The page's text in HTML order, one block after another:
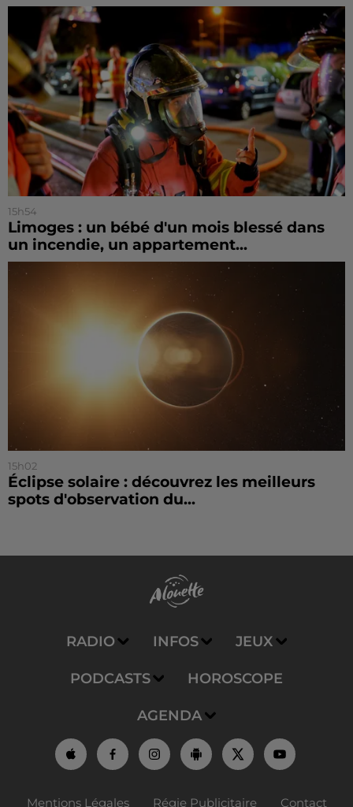
15h54
Limoges : un bébé d'un mois blessé dans
un incendie, un appartement...
15h02
Éclipse solaire : découvrez les meilleurs
spots d'observation du...
RADIO INFOS JEUX
PODCASTS HOROSCOPE
AGENDA
Mentions Légales Régie Publicitaire Contact